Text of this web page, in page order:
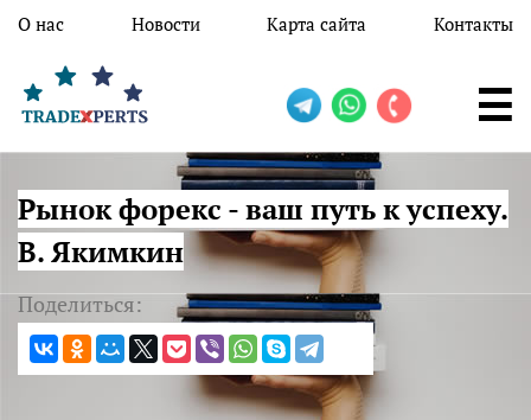
Перейти к основному содержанию
О нас Новости Карта сайта Контакты
Рынок форекс - ваш путь к успеху.
В. Якимкин
Поделиться: